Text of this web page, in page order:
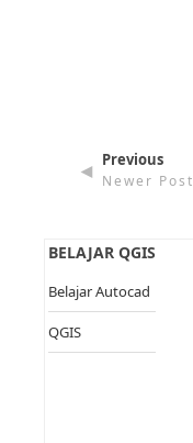
◄ Previous
Newer Post
BELAJAR QGIS
Belajar Autocad
QGIS